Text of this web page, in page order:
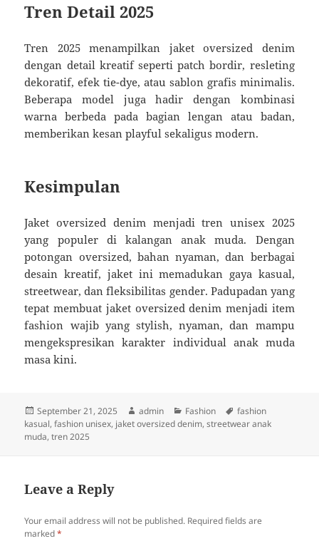
Tren Detail 2025
Tren 2025 menampilkan jaket oversized denim
dengan detail kreatif seperti patch bordir, resleting
dekoratif, efek tie-dye, atau sablon grafis minimalis.
Beberapa model juga hadir dengan kombinasi
warna berbeda pada bagian lengan atau badan,
memberikan kesan playful sekaligus modern.
Kesimpulan
Jaket oversized denim menjadi tren unisex 2025
yang populer di kalangan anak muda. Dengan
potongan oversized, bahan nyaman, dan berbagai
desain kreatif, jaket ini memadukan gaya kasual,
streetwear, dan fleksibilitas gender. Padupadan yang
tepat membuat jaket oversized denim menjadi item
fashion wajib yang stylish, nyaman, dan mampu
mengekspresikan karakter individual anak muda
masa kini.
Posted
on
September 21, 2025 Author
admin Categories
Fashion Tags
fashion
kasual,fashion unisex, jaket oversized denim,streetwear anak
muda,tren 2025
Leave a Reply
Your email address will not be published. Required fields are
marked*